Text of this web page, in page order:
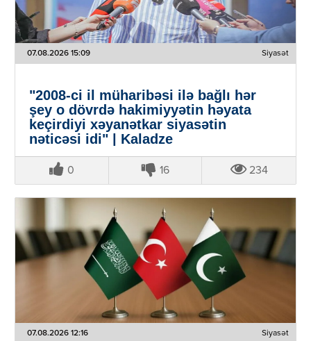
07.08.2026 15:09 Siyasət
"2008-ci il müharibəsi ilə bağlı hər
şey o dövrdə hakimiyyətin həyata
keçirdiyi xəyanətkar siyasətin
nəticəsi idi" | Kaladze
0 16 234
07.08.2026 12:16 Siyasət